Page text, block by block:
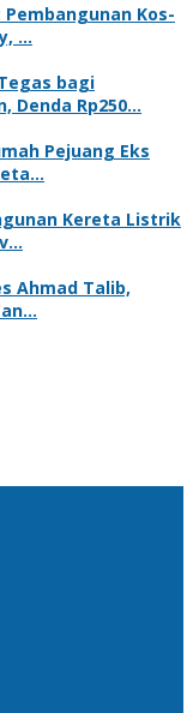
Kos-
…
bagi
Denda Rp250…
Pejuang Eks
Kereta Listrik
Ahmad Talib,